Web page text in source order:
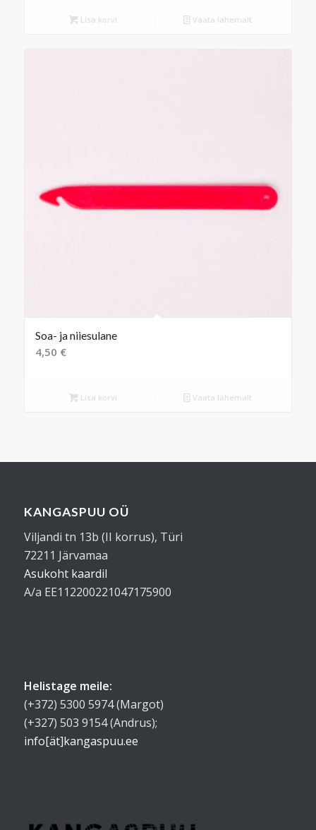
Lisa korvi Vaata lähemalt
Soa- ja niiesulane
4,50 €
Lisa korvi Vaata lähemalt
KANGASPUU OÜ
Viljandi tn 13b (II korrus), Türi
72211 Järvamaa
Asukoht kaardil
A/a EE112200221047175900
Helistage meile:
(+372) 5300 5974 (Margot)
(+327) 503 9154 (Andrus);
info[ät]kangaspuu.ee